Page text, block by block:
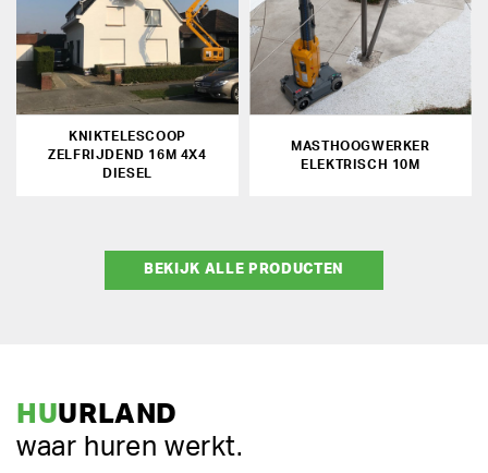
KNIKTELESCOOP
ZELFRIJDEND 16M 4X4
DIESEL
MASTHOOGWERKER
ELEKTRISCH 10M
BEKIJK ALLE PRODUCTEN
HUURLAND
waar huren werkt.